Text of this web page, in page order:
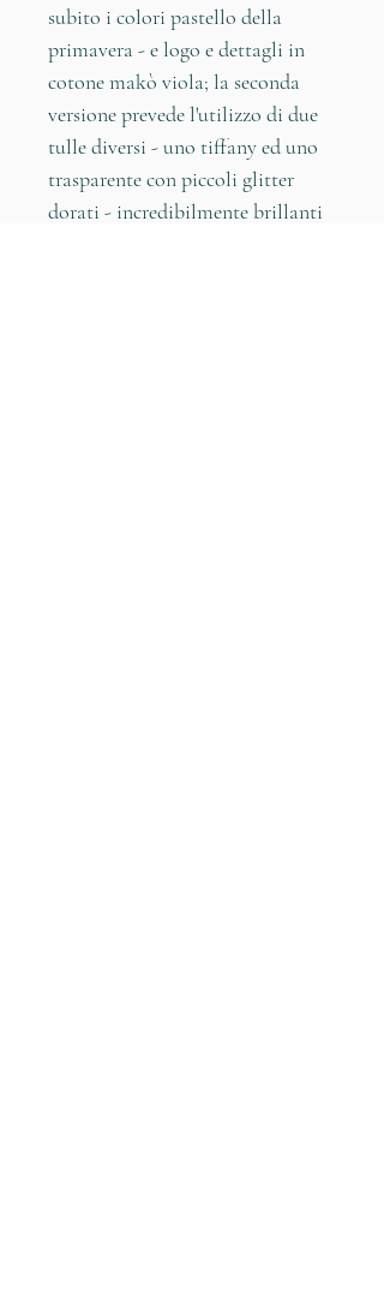
subito i colori pastello della
primavera - e logo e dettagli in
cotone makò viola; la seconda
versione prevede l'utilizzo di due
tulle diversi - uno tiffany ed uno
trasparente con piccoli glitter
dorati - incredibilmente brillanti